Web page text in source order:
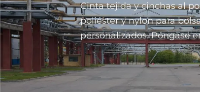
Cinta tejida y cinchas al
poliéster y nylon para
personalizados. Póngase